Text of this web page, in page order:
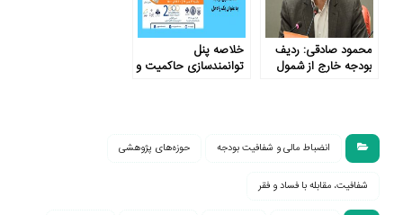
محمود صادقی: ردیف
بودجه خارج از شمول
خلاصه پنل
توانمندسازی حاکمیت و
انضباط مالى و شفافيت بودجه حوزه‌های پژوهشی
شفافیت، مقابله با فساد و فقر